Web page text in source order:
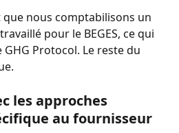
que nous comptabilisons un
pour le BEGES, ce qui
Protocol. Le reste du
les approches
au fournisseur